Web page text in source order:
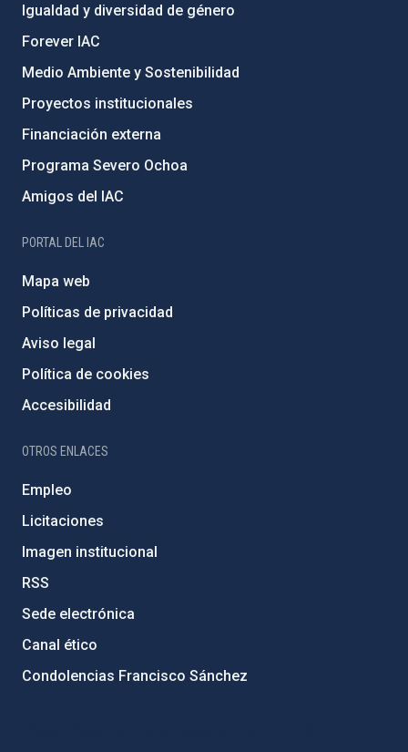
Igualdad y diversidad de género
Forever IAC
Medio Ambiente y Sostenibilidad
Proyectos institucionales
Financiación externa
Programa Severo Ochoa
Amigos del IAC
PORTAL DEL IAC
Mapa web
Políticas de privacidad
Aviso legal
Política de cookies
Accesibilidad
OTROS ENLACES
Empleo
Licitaciones
Imagen institucional
RSS
Sede electrónica
Canal ético
Condolencias Francisco Sánchez